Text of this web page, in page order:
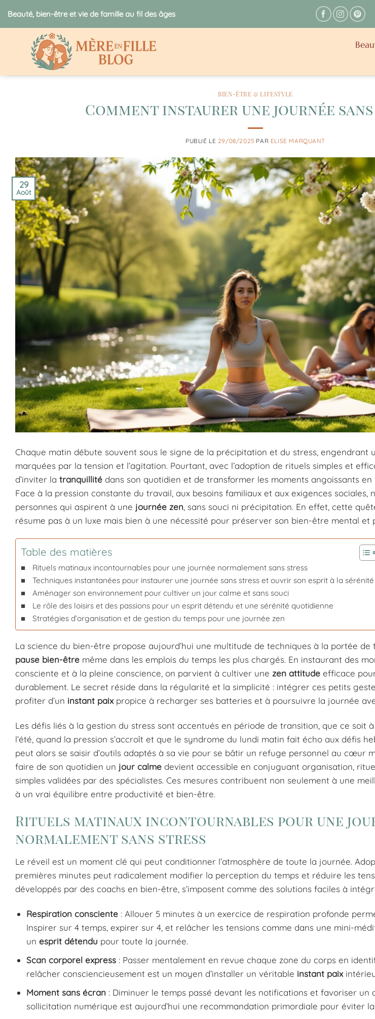
au
Beauté, bien-être et vie de famille au fil des âges
BIEN-ÊTRE & LIFESTYLE
Comment instaurer une journée
PUBLIÉ LE 29/08/2025 PAR ELISE MARQUANT
29
Août
Chaque matin débute souvent sous le signe de la précipitation et du stress, engendrant
marquées par la tension et l’agitation. Pourtant, avec l’adoption de rituels simples et
d’inviter la tranquillité dans son quotidien et de transformer les moments angoissants en
Face à la pression constante du travail, aux besoins familiaux et aux exigences sociales,
personnes qui aspirent à une journée zen, sans souci ni précipitation. En effet, cette
résume pas à un luxe mais bien à une nécessité pour préserver son bien-être mental et
Table des matières
Rituels matinaux incontournables pour une journée normalement sans stress
Techniques instantanées pour instaurer une journée sans stress et ouvrir son esprit à la sérénité
Aménager son environnement pour cultiver un jour calme et sans souci
Le rôle des loisirs et des passions pour un esprit détendu et une sérénité quotidienne
Stratégies d’organisation et de gestion du temps pour une journée zen
La science du bien-être propose aujourd’hui une multitude de techniques à la portée de
pause bien-être même dans les emplois du temps les plus chargés. En instaurant des
consciente et à la pleine conscience, on parvient à cultiver une zen attitude efficace
durablement. Le secret réside dans la régularité et la simplicité : intégrer ces petits
profiter d’un instant paixpropice à recharger ses batteries et à poursuivre la journée
Les défis liés à la gestion du stress sont accentués en période de transition, que ce soit
l’été, quand la pression s’accroît et que le syndrome du lundi matin fait écho aux défis
peut alors se saisir d’outils adaptés à sa vie pour se bâtir un refuge personnel au cœur
faire de son quotidien un jour calme devient accessible en conjuguant organisation,
simples validées par des spécialistes. Ces mesures contribuent non seulement à une
à un vrai équilibre entre productivité et bien-être.
Rituels matinaux incontournables pour une
normalement sans stress
Le réveil est un moment clé qui peut conditionner l’atmosphère de toute la journée.
premières minutes peut radicalement modifier la perception du temps et réduire les
développés par des coachs en bien-être, s’imposent comme des solutions faciles à
Respiration consciente : Allouer 5 minutes à un exercice de respiration profonde
Inspirer sur 4 temps, expirer sur 4, et relâcher les tensions comme dans une mini-
unesprit détendu pour toute la journée.
Scan corporel express : Passer mentalement en revue chaque zone du corps en
relâcher consciencieusement est un moyen d’installer un véritable instant paix
Moment sans écran : Diminuer le temps passé devant les notifications et favoriser un
sollicitation numérique est aujourd’hui une recommandation primordiale pour éviter